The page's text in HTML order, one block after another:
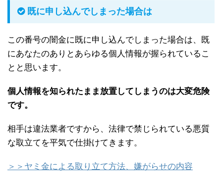
既に申し込んでしまった場合は
この番号の闇金に既に申し込んでしまった場合は、既
にあなたのありとあらゆる個人情報が握られているこ
とと思います。
個人情報を知られたまま放置してしまうのは大変危険
です。
相手は違法業者ですから、法律で禁じられている悪質
な取立てを平気で仕掛けてきます。
＞＞ヤミ金による取り立て方法、嫌がらせの内容